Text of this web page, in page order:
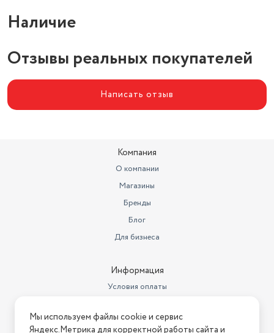
Особенности крышки
Наличие
Отзывы реальных покупателей
Написать отзыв
Компания
О компании
Магазины
Бренды
Блог
Для бизнеса
Информация
Условия оплаты
Условия возврата
Мы используем файлы cookie и сервис
Яндекс.Метрика для корректной работы сайта и